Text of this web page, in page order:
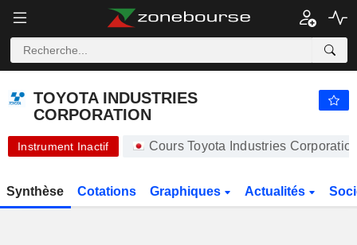
TOYOTA INDUSTRIES CORPORATION 20 450,00 ¥ -
TOYOTA INDUSTRIES
CORPORATION
Instrument Inactif Cours Toyota Industries
Synthèse Cotations Graphiques Actualités